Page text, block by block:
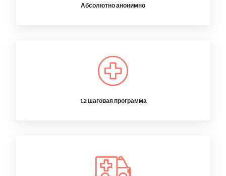
Абсолютно анонимно
12 шаговая программа